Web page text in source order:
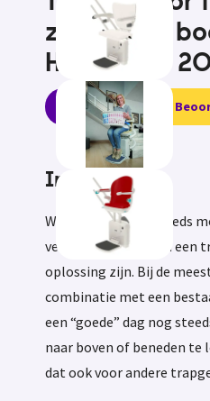
zeer korte
Handicare
Informatie
Informatie
Wordt traplopen steeds
vermoeiend, dan kan een
oplossing zijn. Bij de
combinatie met een
een “goede” dag nog
naar boven of beneden te
dat ook voor andere